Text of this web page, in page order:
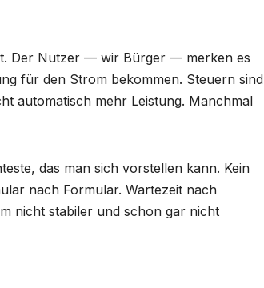
Der Nutzer — wir Bürger — merken es
für den Strom bekommen. Steuern sind
automatisch mehr Leistung. Manchmal
das man sich vorstellen kann. Kein
nach Formular. Wartezeit nach
nicht stabiler und schon gar nicht